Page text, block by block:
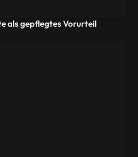
als gepflegtes Vorurteil